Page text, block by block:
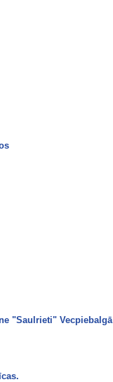
"Saulrieti" Vecpiebalgā